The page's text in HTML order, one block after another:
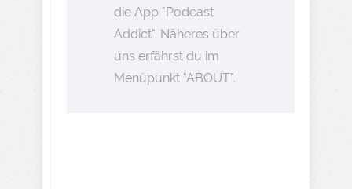
die App "Podcast
Addict". Näheres über
uns erfährst du im
Menüpunkt "ABOUT".